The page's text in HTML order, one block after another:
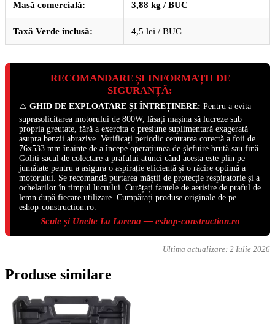
Masă comercială: 3,88 kg / BUC
Taxă Verde inclusă: 4,5 lei / BUC
RECOMANDARE ȘI INFORMAȚII DE
SIGURANȚĂ:
⚠️ GHID DE EXPLOATARE ȘI ÎNTREȚINERE: Pentru a evita
suprasolicitarea motorului de 800W, lăsați mașina să lucreze sub
propria greutate, fără a exercita o presiune suplimentară exagerată
asupra benzii abrazive. Verificați periodic centrarea corectă a foii de
76x533 mm înainte de a începe operațiunea de șlefuire brută sau fină.
Goliți sacul de colectare a prafului atunci când acesta este plin pe
jumătate pentru a asigura o aspirație eficientă și o răcire optimă a
motorului. Se recomandă purtarea măștii de protecție respiratorie și a
ochelarilor în timpul lucrului. Curățați fantele de aerisire de praful de
lemn după fiecare utilizare. Cumpărați produse originale de pe
eshop-construction.ro.
Scule și Unelte La Lorena — eshop-construction.ro
Ultima actualizare: 2 Iulie 2026
Produse similare